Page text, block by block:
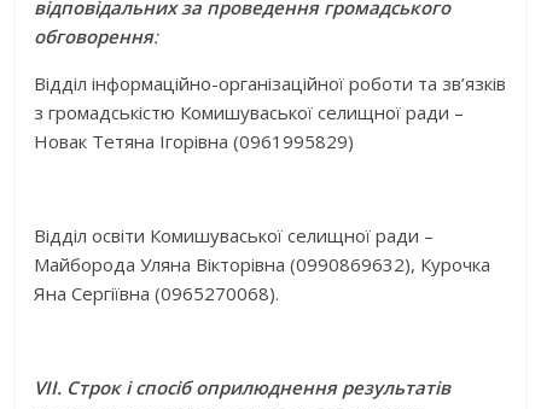
відповідальних за проведення громадського
обговорення:
Відділ інформаційно-організаційної роботи та зв’язків
з громадськістю Комишуваської селищної ради –
Новак Тетяна Ігорівна (0961995829)
Відділ освіти Комишуваської селищної ради –
Майборода Уляна Вікторівна (0990869632), Курочка
Яна Сергіївна (0965270068).
VII. Строк і спосіб оприлюднення результатів